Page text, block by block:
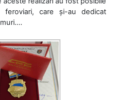
feroviari, care și-au dedicat